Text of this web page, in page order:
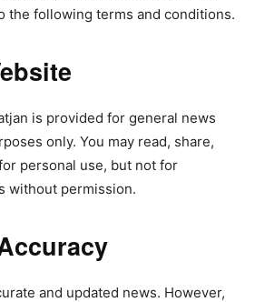
the following terms and conditions.
is provided for general news
only. You may read, share,
personal use, but not for
without permission.
and updated news. However,